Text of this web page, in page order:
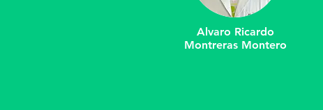
Alvaro Ricardo
Montreras Montero